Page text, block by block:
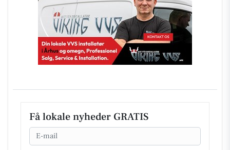
Få lokale nyheder GRATIS
Email